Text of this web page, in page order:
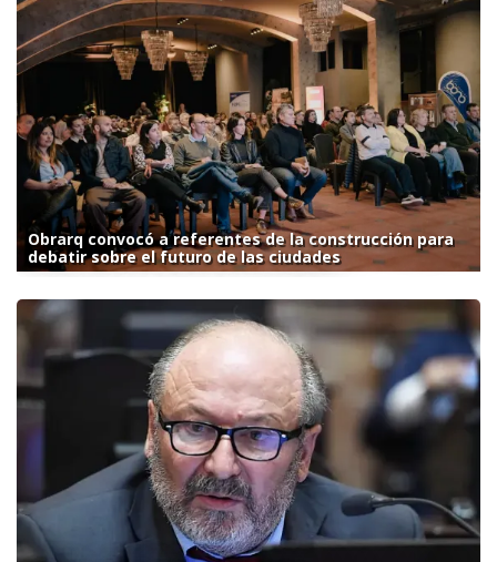
Obrarq convocó a referentes de la construcción para
debatir sobre el futuro de las ciudades